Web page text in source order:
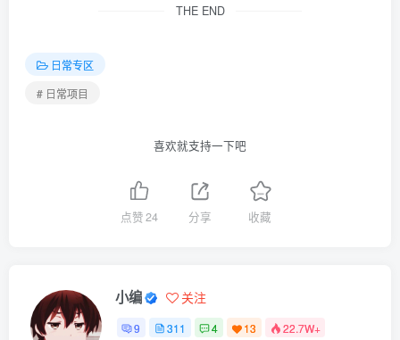
THE END
日常专区
# 日常项目
喜欢就支持一下吧
点赞24 分享 收藏
小编 关注
9 311 4 13 22.7W+